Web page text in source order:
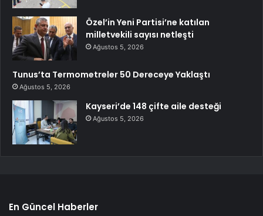
Özel’in Yeni Partisi’ne katılan
milletvekili sayısı netleşti
Ağustos 5, 2026
Tunus’ta Termometreler 50 Dereceye Yaklaştı
Ağustos 5, 2026
Kayseri’de 148 çifte aile desteği
Ağustos 5, 2026
En Güncel Haberler